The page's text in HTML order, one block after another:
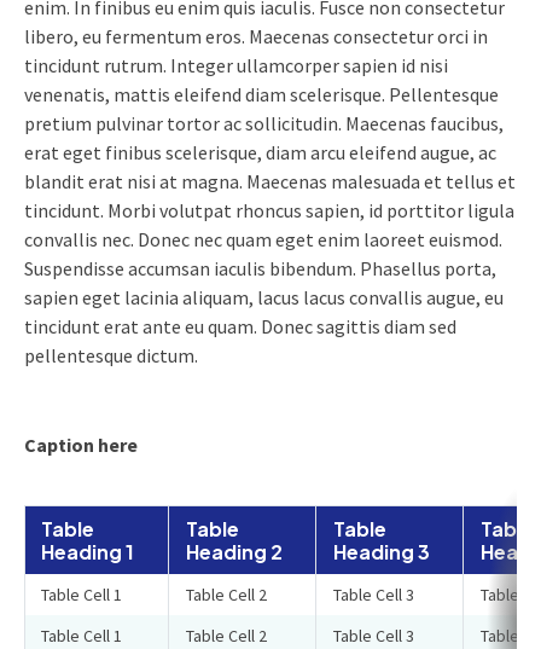
enim. In finibus eu enim quis iaculis. Fusce non consectetur
libero, eu fermentum eros. Maecenas consectetur orci in
tincidunt rutrum. Integer ullamcorper sapien id nisi
venenatis, mattis eleifend diam scelerisque. Pellentesque
pretium pulvinar tortor ac sollicitudin. Maecenas faucibus,
erat eget finibus scelerisque, diam arcu eleifend augue, ac
blandit erat nisi at magna. Maecenas malesuada et tellus et
tincidunt. Morbi volutpat rhoncus sapien, id porttitor ligula
convallis nec. Donec nec quam eget enim laoreet euismod.
Suspendisse accumsan iaculis bibendum. Phasellus porta,
sapien eget lacinia aliquam, lacus lacus convallis augue, eu
tincidunt erat ante eu quam. Donec sagittis diam sed
pellentesque dictum.
Caption here
Table
Heading 1
Table
Heading 2
Table
Heading 3
Table
Table Cell 1 Table Cell 2 Table Cell 3
Table
Table Cell 1
Table Cell 2 Table Cell 3
Table